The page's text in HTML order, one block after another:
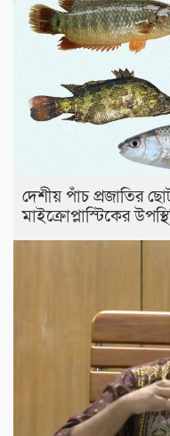
দেশীয় পাঁচ প্রজাতির
মাইক্রোপ্লাস্টিকের